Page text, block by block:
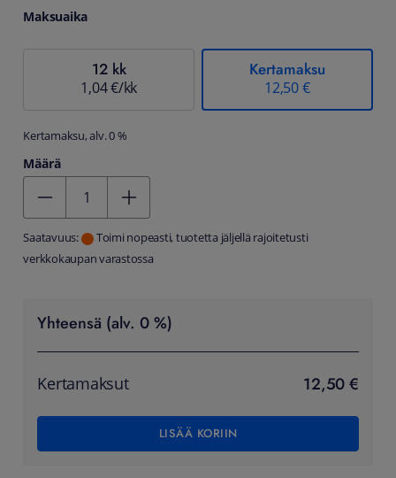
Maksuaika
12 kk
1,04 €/kk
Kertamaksu
12,50 €
Kertamaksu, alv. 0 %
Määrä
Saatavuus:
Toimi nopeasti, tuotetta jäljellä rajoitetusti
verkkokaupan varastossa
Yhteensä (alv. 0 %)
Kertamaksut 12,50 €
LISÄÄ KORIIN